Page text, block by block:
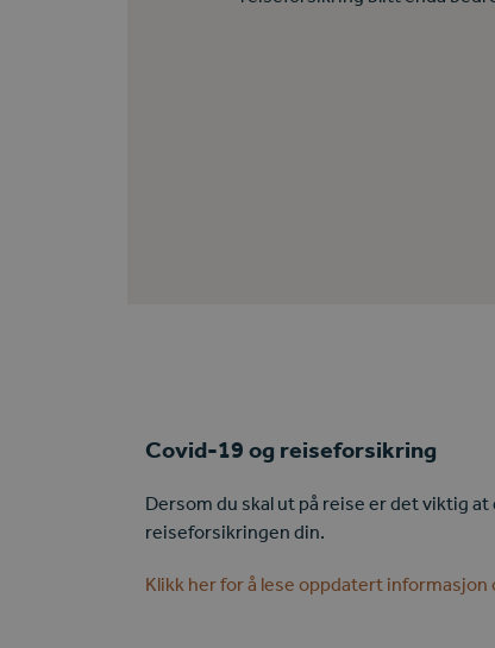
Covid-19 og reiseforsikring
Dersom du skal ut på reise er det viktig
reiseforsikringen din.
Klikk her for å lese oppdatert